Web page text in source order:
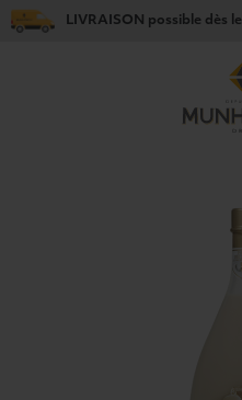
LIVRAISON possible dès le